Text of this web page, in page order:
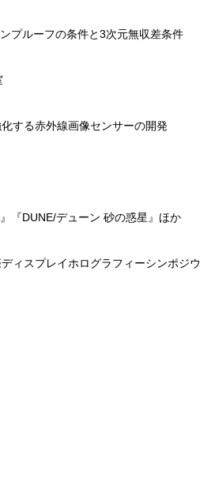
ルーフの条件と3次元無収差条件
する赤外線画像センサーの開発
『DUNE/デューン 砂の惑星』ほか
ィスプレイホログラフィーシンポジウ